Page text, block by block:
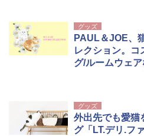
￥-
￥7,884
グッズ
PAUL＆JOE、
レクション。コ
グ/ルームウェ
グッズ
外出先でも愛猫
グ「LT.デリ.フ